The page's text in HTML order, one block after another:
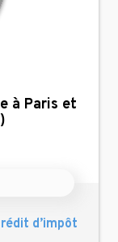
à Paris et
d’impôt